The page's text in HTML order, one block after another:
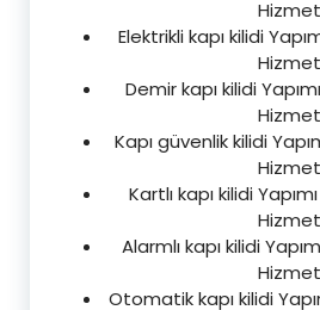
Elektrikli kapı kilidi
Demir kapı kilidi
Kapı güvenlik kilidi
Kartlı kapı kilidi
Alarmlı kapı kilidi
Otomatik kapı kilidi